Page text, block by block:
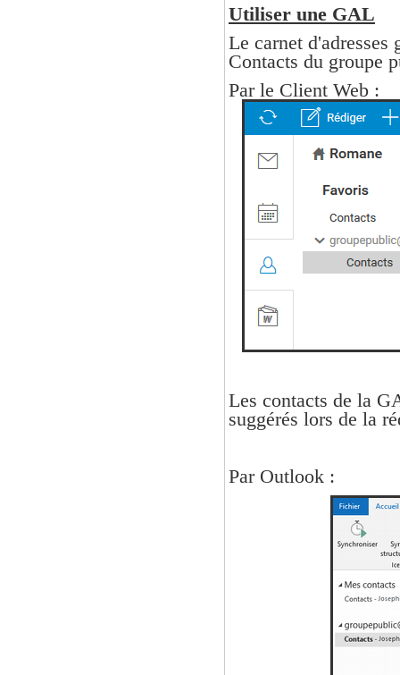
Utiliser une GAL
Le carnet d'adresses
Contacts du groupe
Par le Client Web :
Les contacts de la
suggérés lors de la
Par Outlook :